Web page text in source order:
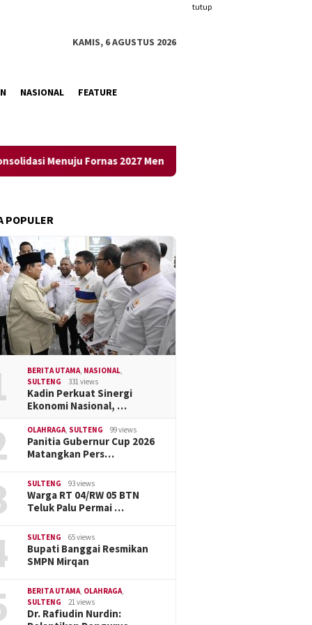
tutup
KAMIS, 6 AGUSTUS 2026
NASIONAL FEATURE
Fornas 2027 Mendatang
POPULER
BERITA UTAMA NASIONAL
SULTENG
331 views
Kadin Perkuat Sinergi
Ekonomi Nasional, …
OLAHRAGA SULTENG 99 views
Panitia Gubernur Cup 2026
Matangkan Pers…
SULTENG 93 views
Warga RT 04/RW 05 BTN
Teluk Palu Permai …
SULTENG 65 views
Bupati Banggai Resmikan
SMPN Mirqan
BERITA UTAMA OLAHRAGA
SULTENG
21 views
Dr. Rafiudin Nurdin: